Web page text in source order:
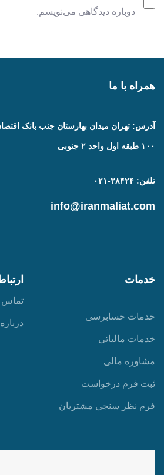
دوباره دیدگاهی می‌نویسم.
همراه با ما
آدرس: تهران میدان بهارستان جنب بانک
۱۰۰ طبقه اول واحد ۲ جنوبی
تلفن: ۳۸۴۲۴-۰۲۱
info@iranmaliat.com
خدمات
خدمات حسابرسی
خدمات مالیاتی
مشاوره مالی
ثبت فرم درخواست
فرم نظر سنجی مشتریان
تماس